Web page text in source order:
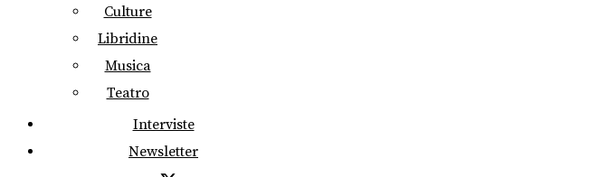
Culture
Libridine
Musica
Teatro
Interviste
Newsletter